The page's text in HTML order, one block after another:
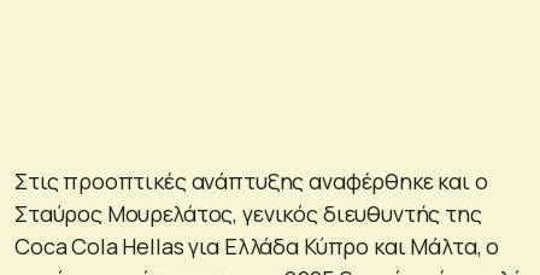
Στις προοπτικές ανάπτυξης αναφέρθηκε και ο
Σταύρος Μουρελάτος, γενικός διευθυντής της
Coca Cola Hellas για Ελλάδα Κύπρο και Μάλτα, ο